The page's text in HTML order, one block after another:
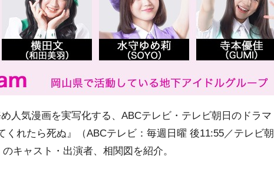
人気漫画を実写化する、ABCテレビ・テレビ朝日のドラマ
くれたら死ぬ』（ABCテレビ：毎週日曜 後11:55／テレビ朝
キャスト・出演者、相関図を紹介。